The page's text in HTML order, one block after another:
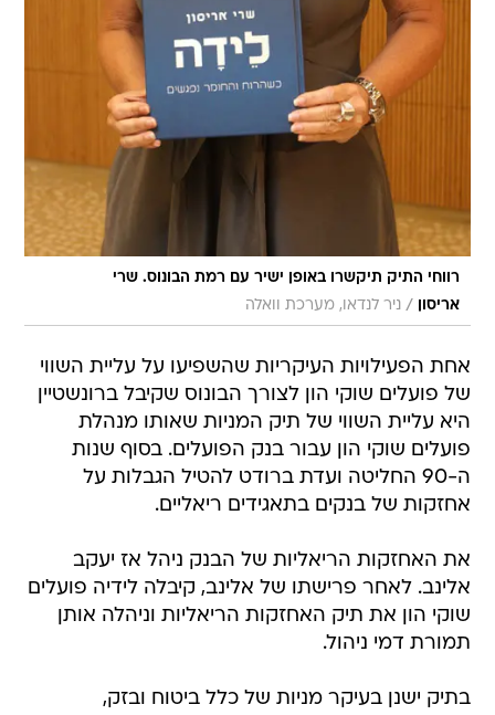
רווחי התיק תיקשרו באופן ישיר עם רמת הבונוס. שרי
אריסון
/ ניר לנדאו, מערכת וואלה
אחת הפעילויות העיקריות שהשפיעו על עליית השווי
של פועלים שוקי הון לצורך הבונוס שקיבל ברונשטיין
היא עליית השווי של תיק המניות שאותו מנהלת
פועלים שוקי הון עבור בנק הפועלים. בסוף שנות
ה-90 החליטה ועדת ברודט להטיל הגבלות על
אחזקות של בנקים בתאגידים ריאליים.
את האחזקות הריאליות של הבנק ניהל אז יעקב
אלינב. לאחר פרישתו של אלינב, קיבלה לידיה פועלים
שוקי הון את תיק האחזקות הריאליות וניהלה אותן
תמורת דמי ניהול.
בתיק ישנן בעיקר מניות של כלל ביטוח ובזק,